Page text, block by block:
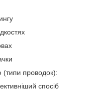
(типи проводок):
спосіб